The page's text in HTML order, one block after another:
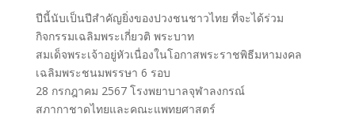
ปีนี้นับเป็นปีสำคัญยิ่งของปวงชนชาวไทย ที่จะได้ร่วม
กิจกรรมเฉลิมพระเกี่ยวติ พระบาท
สมเด็จพระเจ้าอยู่หัวเนื่องในโอกาสพระราชพิธีมหามงคล
เฉลิมพระชนมพรรษา 6 รอบ
28 กรกฎาคม 2567 โรงพยาบาลจุฬาลงกรณ์
สภากาชาดไทยและคณะแพทยศาสตร์